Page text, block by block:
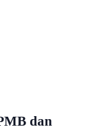
dan